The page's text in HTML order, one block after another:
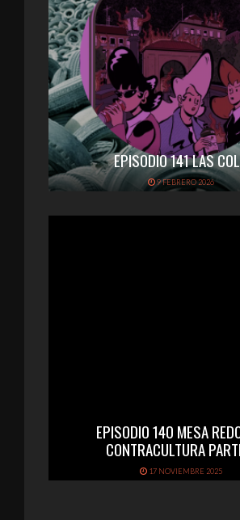
EPISODIO 141 LAS
9 FEBRERO 2026
EPISODIO 140 MESA
CONTRACULTURA
17 NOVIEMBRE 2025